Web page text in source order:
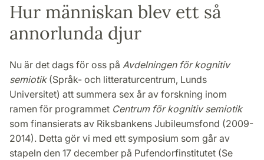
Hur människan blev ett så
annorlunda djur
Nu är det dags för oss på Avdelningen för kognitiv
semiotik(Språk- och litteraturcentrum, Lunds
Universitet) att summera sex år av forskning inom
ramen för programmet Centrum för kognitiv semiotik
som finansierats av Riksbankens Jubileumsfond (2009-
2014). Detta gör vi med ett symposium som går av
stapeln den 17 december på Pufendorfinstitutet (Se